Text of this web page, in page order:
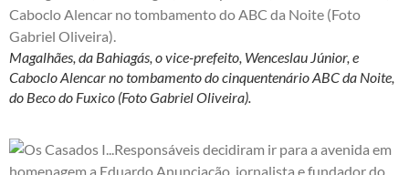
Magalhães, da Bahiagás, o vice-prefeito, Wenceslau Júnior, e
Caboclo Alencar no tombamento do cinquentenário ABC da Noite,
do Beco do Fuxico (Foto Gabriel Oliveira).